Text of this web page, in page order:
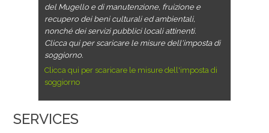
del Mugello e di manutenzione, fruizione e
recupero dei beni culturali ed ambientali,
nonché dei servizi pubblici locali attinenti.
Clicca qui per scaricare le misure dell'imposta di
soggiorno.
Clicca qui per scaricare le misure dell'imposta di
soggiorno
SERVICES